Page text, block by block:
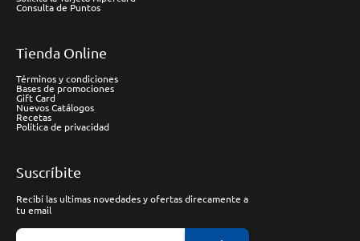
Consulta de Puntos
Tienda Online
Términos y condiciones
Bases de promociones
Gift Card
Nuevos Catálogos
Recetas
Política de privacidad
Suscríbite
Recibí las ultimas novedades y ofertas direcamente a
tu email